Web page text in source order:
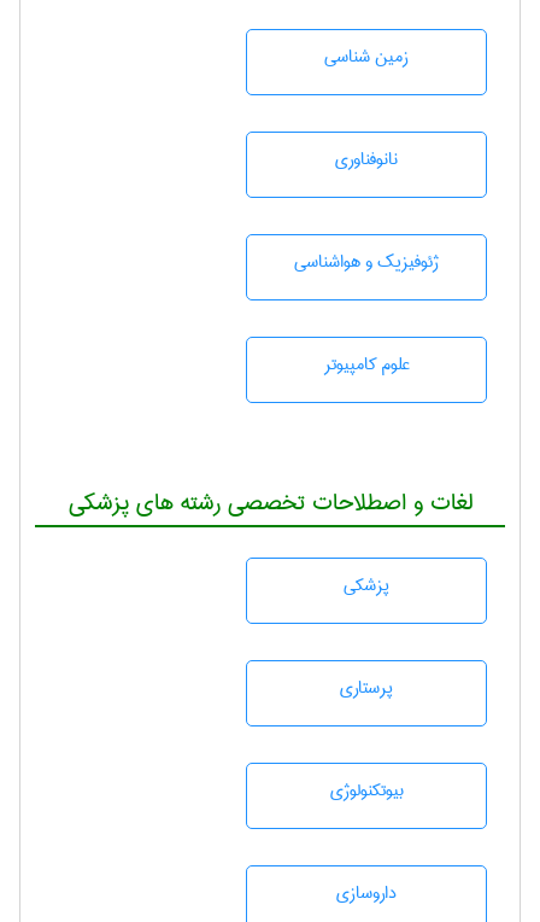
زمين شناسی
نانوفناوری
ژئوفيزيك و هواشناسی
علوم کامپیوتر
لغات و اصطلاحات تخصصی رشته های پزشکی
پزشكی
پرستاری
بيوتكنولوژی
داروسازی